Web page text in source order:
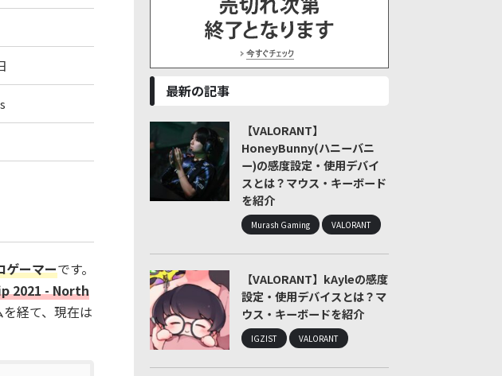
ゲーマーです。
2021 - North
経て、現在は
最新の記事
【VALORANT】
HoneyBunny(ハニーバニ
ー)の感度設定・使用デバイ
スとは？マウス・キーボード
を紹介
Murash Gaming VALORANT
【VALORANT】kAyleの感度
設定・使用デバイスとは？マ
ウス・キーボードを紹介
IGZIST VALORANT